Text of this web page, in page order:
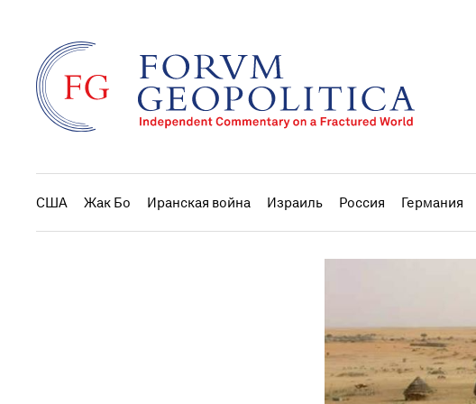
США Жак Бо Иранская война Израиль Россия Германия